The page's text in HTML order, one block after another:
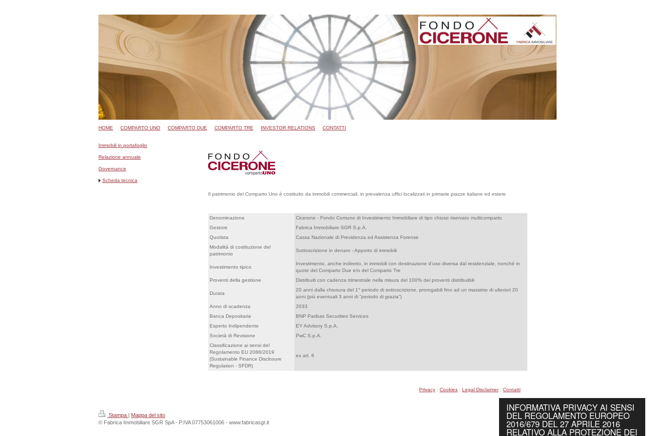
INFORMATIVA PRIVACY AI SENSI
DEL REGOLAMENTO EUROPEO
2016/679 DEL 27 APRILE 2016
RELATIVO ALLA PROTEZIONE DEI
HOME COMPARTO UNO COMPARTO DUE COMPARTO TRE INVESTOR RELATIONS CONTATTI
Il patrimonio del Comparto Uno è costituito da immobili commerciali, in prevalenza uffici localizzati in primarie piazze italiane ed estere
Denominazione
Cicerone - Fondo Comune di Investimento Immobiliare di tipo chiuso riservato multicomparto
Gestore
Fabrica Immobiliare SGR S.p.A.
Quotista
Cassa Nazionale di Previdenza ed Assistenza Forense
Modalità di costituzione del
patrimonio
Sottoscrizione in denaro - Apporto di immobili
Investimento tipico
Investimento, anche indiretto, in immobili con destinazione d’uso diversa dal residenziale, nonché in
quote del Comparto Due e/o del Comparto Tre
Proventi della gestione
Distribuiti con cadenza trimestrale nella misura del 100% dei proventi distribuibili
Durata
20 anni dalla chiusura del 1° periodo di sottoscrizione, prorogabili fino ad un massimo di ulteriori 20
anni (più eventuali 3 anni di “periodo di grazia”)
Anno di scadenza
2033
Banca Depositaria
BNP Paribas Securities Services
Esperto Indipendente
EY Advisory S.p.A.
Società di Revisione
PwC S.p.A.
Classificazione ai sensi del
Regolamento EU 2088/2019
(Sustainable Finance Disclosure
Regulation - SFDR)
ex art. 6
Privacy : Cookies : Legal Disclaimer: Contatti
Immobili in portafoglio
Relazione annuale
Governance
Scheda tecnica
Stampa | Mappa del sito
© Fabrica Immobiliare SGR SpA - P.IVA 07753061006 - www.fabricasgr.it